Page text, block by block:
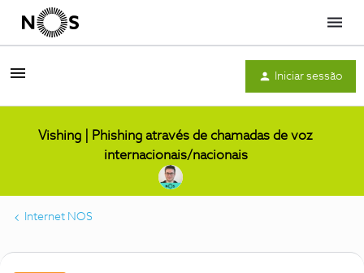
Menu
Iniciar sessão
Vishing | Phishing através de chamadas de voz
internacionais/nacionais
Internet NOS